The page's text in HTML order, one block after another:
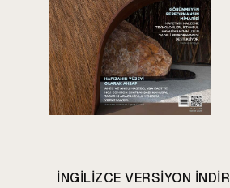
INGILIZCE VERSIYON INDIR